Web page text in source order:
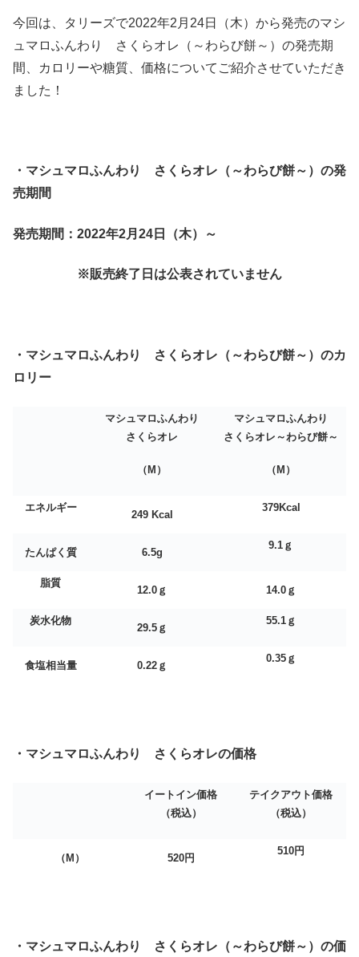
今回は、タリーズで2022年2月24日（木）から発売のマシ
ュマロふんわり さくらオレ（～わらび餅～）の発売期
間、カロリーや糖質、価格についてご紹介させていただき
ました！
・マシュマロふんわり さくらオレ（～わらび餅～）の発
売期間
発売期間：2022年2月24日（木）～
※販売終了日は公表されていません
・マシュマロふんわり さくらオレ（～わらび餅～）のカ
ロリー
マシュマロふんわり
さくらオレ
（M）
マシュマロふんわり
さくらオレ～わらび餅～
（М）
エネルギー
249 Kcal
379Kcal
たんぱく質 6.5g
9.1 ｇ
脂質
12.0ｇ 14.0ｇ
炭水化物
29.5ｇ
55.1ｇ
食塩相当量 0.22ｇ
0.35ｇ
・マシュマロふんわり さくらオレの価格
イートイン価格
（税込）
テイクアウト価格
（税込）
（M） 520円
510円
・マシュマロふんわり さくらオレ（～わらび餅～）の価